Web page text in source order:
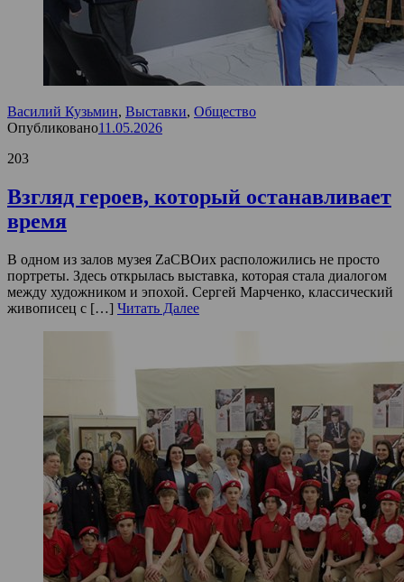
Василий Кузьмин, Выставки, Общество
Опубликовано11.05.2026
203
Взгляд героев, который останавливает
время
В одном из залов музея ZaСВОих расположились не просто
портреты. Здесь открылась выставка, которая стала диалогом
между художником и эпохой. Сергей Марченко, классический
живописец с […] Читать Далее